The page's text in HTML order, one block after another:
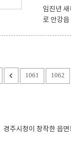
함께 나
임진년
로 안강읍 기관 · 단
확보된
1061 1062
경주시청이 창작한 읍면